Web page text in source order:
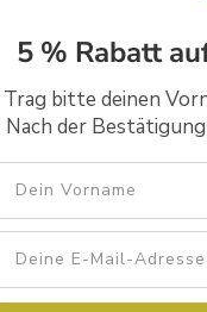
5 % Rabatt
Trag bitte deinen
Nach der